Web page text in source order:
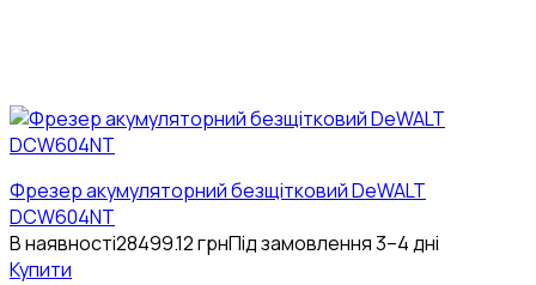
Фрезер акумуляторний безщітковий DeWALT
DCW604NT
В наявності28499.12грнПід замовлення 3–4 дні
Купити